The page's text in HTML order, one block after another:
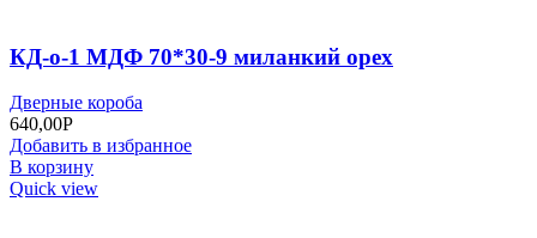
КД-о-1 МДФ 70*30-9 миланкий орех
Дверные короба
640,00Р
Добавить в избранное
В корзину
Quick view